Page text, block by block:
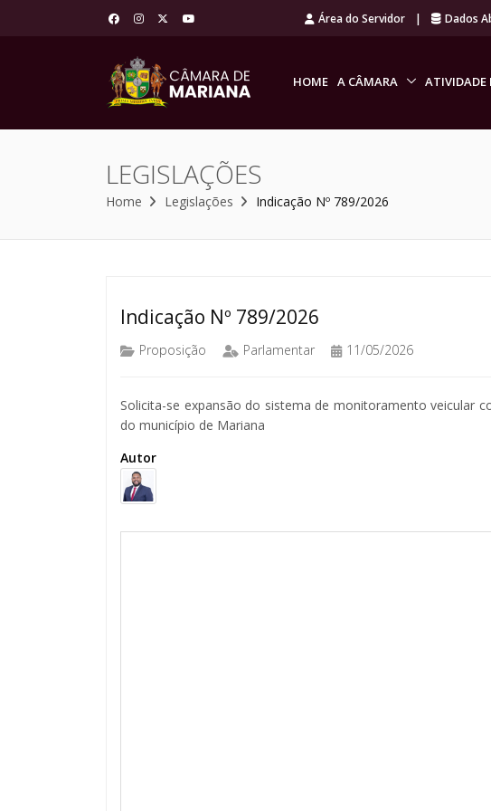
Área do Servidor | Dados
HOME A CÂMARA ATIVIDADE
LEGISLAÇÕES
Home Legislações Indicação Nº 789/2026
Indicação Nº 789/2026
Proposição Parlamentar 11/05/2026
Solicita-se expansão do sistema de monitoramento veicular
do município de Mariana
Autor